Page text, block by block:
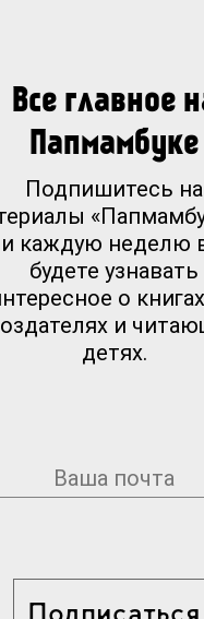
Все главное
Папмамбуке
Подпишитесь на
и каждую неделю
будете узнавать
о
и
детях.